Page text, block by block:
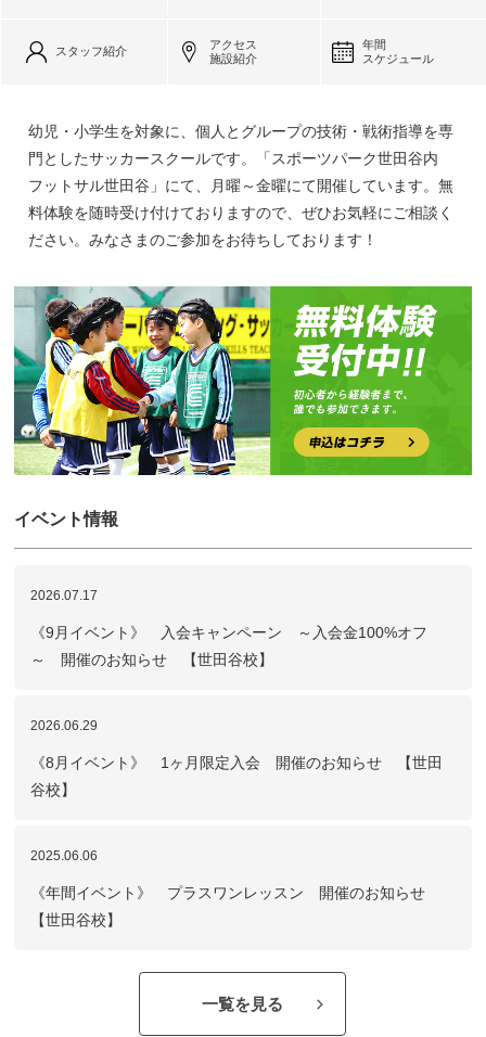
スタッフ紹介
アクセス
施設紹介
年間
スケジュール
幼児・小学生を対象に、個人とグループの技術・戦術指導を専
門としたサッカースクールです。「スポーツパーク世田谷内
フットサル世田谷」にて、月曜～金曜にて開催しています。無
料体験を随時受け付けておりますので、ぜひお気軽にご相談く
ださい。みなさまのご参加をお待ちしております！
イベント情報
2026.07.17
《9月イベント》 入会キャンペーン ～入会金100%オフ
～ 開催のお知らせ 【世田谷校】
2026.06.29
《8月イベント》 1ヶ月限定入会 開催のお知らせ 【世田
谷校】
2025.06.06
《年間イベント》 プラスワンレッスン 開催のお知らせ
【世田谷校】
一覧を見る